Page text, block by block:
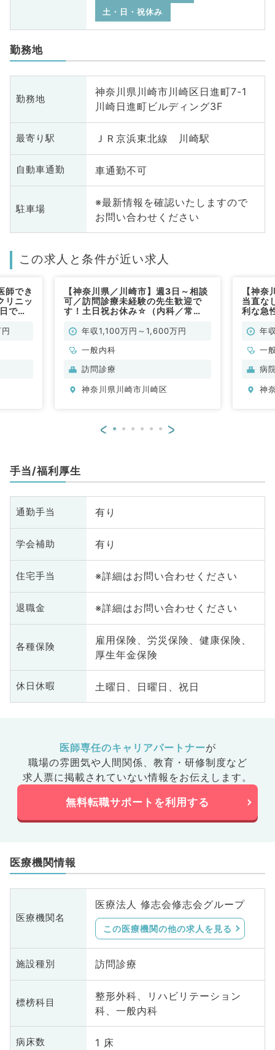
土・日・祝休み
勤務地
勤務地
神奈川県川崎市川崎区日進町7-1
川崎日進町ビルディング3F
最寄り駅 ＪＲ京浜東北線 川崎駅
自動車通勤 車通勤不可
駐車場
※最新情報を確認いたしますので
お問い合わせください
この求人と条件が近い求人
師でき
リニッ
で年
【神奈川県／川崎市】週3日～相談
可／訪問診療未経験の先生歓迎で
す！土日祝お休み☆（内科／常
年収1,100万円～1,600万円
一般内科
訪問診療
神奈川県川崎市川崎区
【神
当直な
利な急
年
一
病
神
< >
手当/福利厚生
通勤手当 有り
学会補助 有り
住宅手当 ※詳細はお問い合わせください
退職金 ※詳細はお問い合わせください
各種保険
雇用保険、労災保険、健康保険、
厚生年金保険
休日休暇 土曜日、日曜日、祝日
医師専任のキャリアパートナーが
職場の雰囲気や人間関係、 教育・研修制度など
求人票に掲載されていない情報をお伝えします。
無料転職サポートを利用する
医療機関情報
医療機関名
医療法人 修志会修志会グループ
この医療機関の他の求人を見る
施設種別 訪問診療
標榜科目
整形外科、リハビリテーション
科、一般内科
病床数 1 床